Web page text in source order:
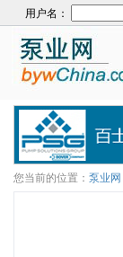
用户名：
您当前的位置： 泵业网